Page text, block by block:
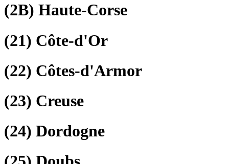
(2B) Haute-Corse
(21) Côte-d'Or
(22) Côtes-d'Armor
(23) Creuse
(24) Dordogne